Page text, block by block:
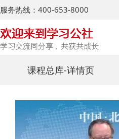
服务热线：400-653-8000
课程总库-详情页